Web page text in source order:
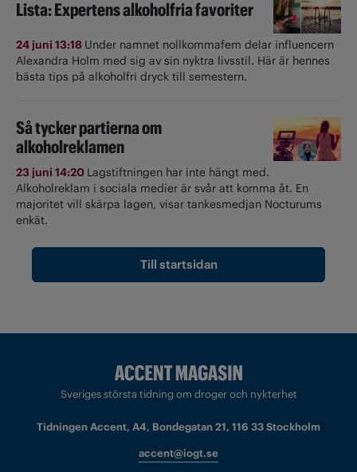
Lista: Expertens alkoholfria favoriter
24 juni 13:18 Under namnet nollkommafem delar influencern
Alexandra Holm med sig av sin nyktra livsstil. Här är hennes
bästa tips på alkoholfri dryck till semestern.
Så tycker partierna om
alkoholreklamen
23 juni 14:20 Lagstiftningen har inte hängt med.
Alkoholreklam i sociala medier är svår att komma åt. En
majoritet vill skärpa lagen, visar tankesmedjan Nocturums
enkät.
Till startsidan
Sveriges största tidning om droger och nykterhet
Tidningen Accent, A4, Bondegatan 21, 116 33 Stockholm
accent@iogt.se